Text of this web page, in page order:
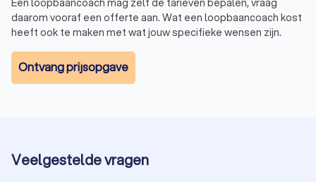
Online loopbaancoaching
In onze steeds digitalere wereld is online loopbaancoaching
een flexibele en toegankelijke optie geworden. Het stelt je in
staat om professionele begeleiding te ontvangen waar en
wanneer het jou uitkomt. Of je nu liever thuis werkt of een druk
Begin vandaag nog aan jouw loopbaantraject
daarom vooraf een offerte aan. Wat een loopbaancoach kost
heeft ook te maken met wat jouw specifieke wensen zijn.
Ontvang prijsopgave
Veelgestelde vragen